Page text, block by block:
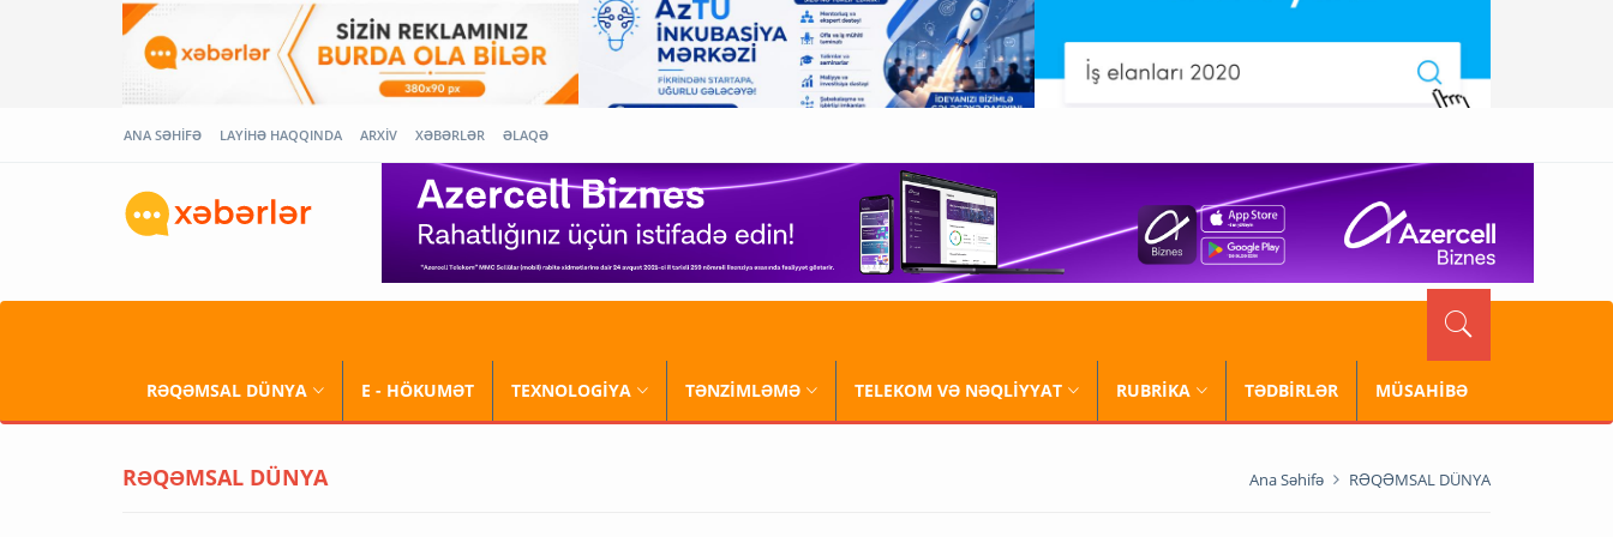
ANA SƏHİFƏ LAYİHƏ HAQQINDA ARXİV XƏBƏRLƏR ƏLAQƏ
RƏQƏMSAL DÜNYA E - HÖKUMƏT TEXNOLOGİYA TƏNZİMLƏMƏ TELEKOM VƏ NƏQLİYYAT RUBRİKA TƏDBİRLƏR MÜSAHİBƏ
RƏQƏMSAL DÜNYA Ana Səhifə RƏQƏMSAL DÜNYA